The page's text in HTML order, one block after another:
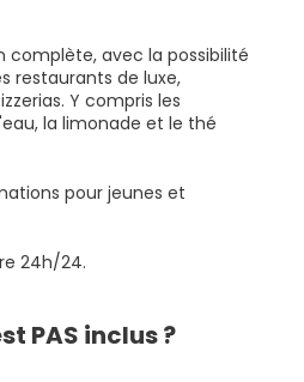
complète, avec la possibilité
restaurants de luxe,
Y compris les
la limonade et le thé
pour jeunes et
24h/24.
PAS inclus ?